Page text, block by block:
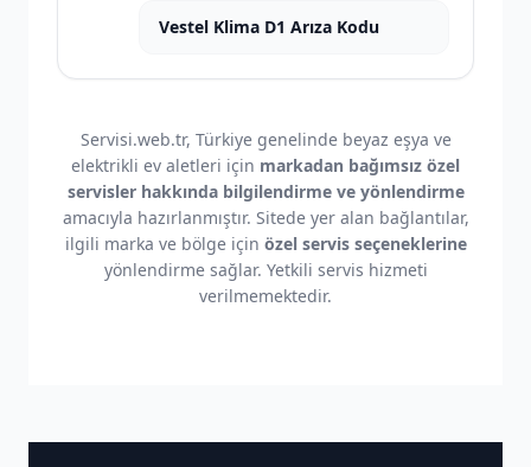
Vestel Klima D1 Arıza Kodu
Servisi.web.tr, Türkiye genelinde beyaz eşya ve
elektrikli ev aletleri için markadan bağımsız özel
servisler hakkında bilgilendirme ve yönlendirme
amacıyla hazırlanmıştır. Sitede yer alan bağlantılar,
ilgili marka ve bölge için özel servis seçeneklerine
yönlendirme sağlar. Yetkili servis hizmeti
verilmemektedir.